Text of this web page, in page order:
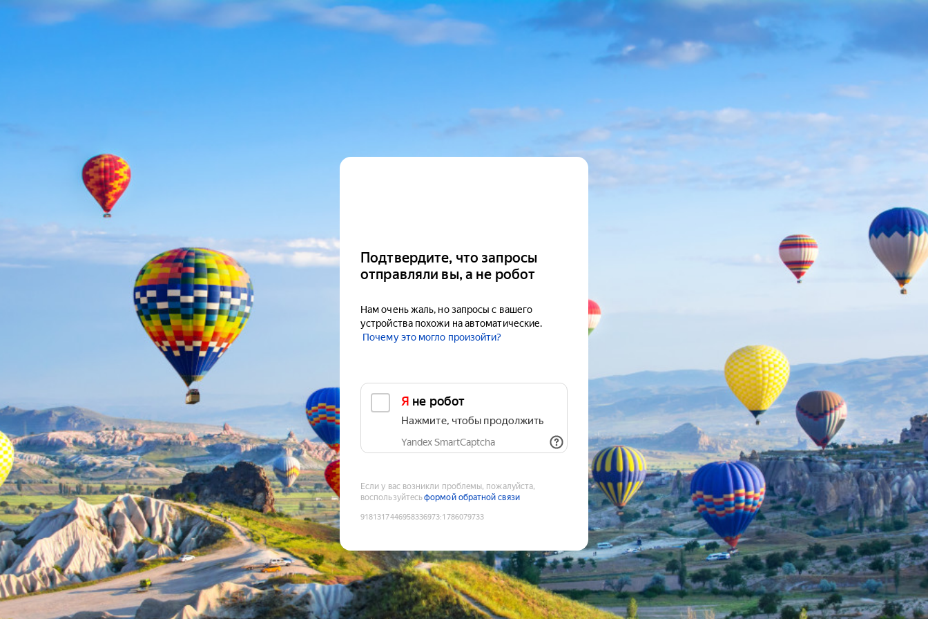
Подтвердите, что запросы
отправляли вы, а не робот
Нам очень жаль, но запросы с вашего
устройства похожи на автоматические.
Почему это могло произойти?
Я не робот
Нажмите, чтобы продолжить
Yandex SmartCaptcha
Если у вас возникли проблемы, пожалуйста,
воспользуйтесьформой обратной связи
9181317446958336973:1786079733